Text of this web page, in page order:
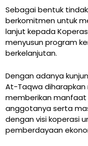
Sebagai bentuk
berkomitmen untuk
lanjut kepada
menyusun program
berkelanjutan.
Dengan adanya
At-Taqwa
memberikan
anggotanya serta
dengan visi koperasi
pemberdayaan